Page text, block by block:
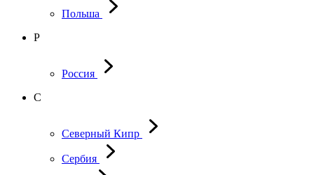
Польша
Р
Россия
С
Северный Кипр
Сербия